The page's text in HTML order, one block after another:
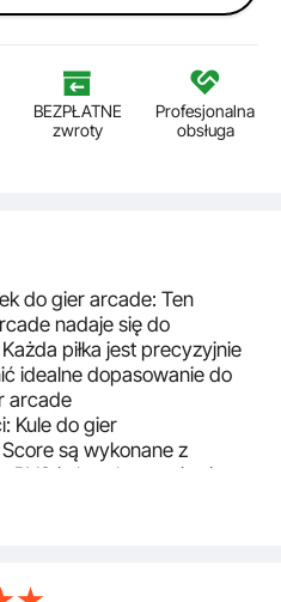
BEZPŁATNE
zwroty
Profesjonalna
obsługa
do gier arcade: Ten
nadaje się do
piłka jest precyzyjnie
idealne dopasowanie do
arcade
Kule do gier
są wykonane z
PVC i charakteryzują się
co gwarantuje